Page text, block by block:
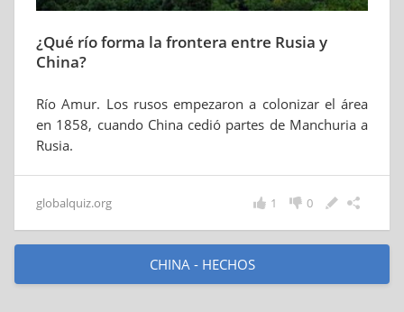
¿Qué río forma la frontera entre Rusia y
China?
Río Amur. Los rusos empezaron a colonizar el área
en 1858, cuando China cedió partes de Manchuria a
Rusia.
globalquiz.org 0
1
CHINA - HECHOS